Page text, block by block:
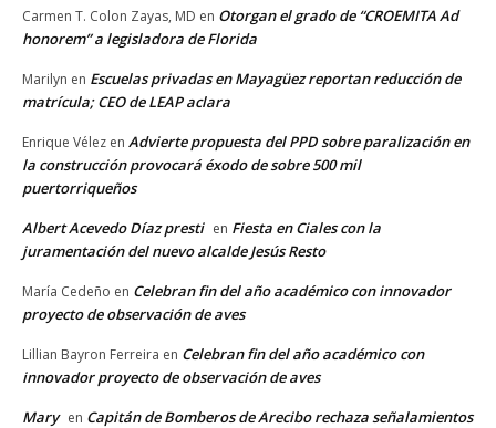
Carmen T. Colon Zayas, MD en Otorgan el grado de “CROEMITA Ad
honorem” a legisladora de Florida
Marilyn en Escuelas privadas en Mayagüez reportan reducción de
matrícula; CEO de LEAP aclara
Enrique Vélez en Advierte propuesta del PPD sobre paralización en
la construcción provocará éxodo de sobre 500 mil
puertorriqueños
Albert Acevedo Díaz presti en Fiesta en Ciales con la
juramentación del nuevo alcalde Jesús Resto
María Cedeño en Celebran fin del año académico con innovador
proyecto de observación de aves
Lillian Bayron Ferreira en Celebran fin del año académico con
innovador proyecto de observación de aves
Mary en Capitán de Bomberos de Arecibo rechaza señalamientos